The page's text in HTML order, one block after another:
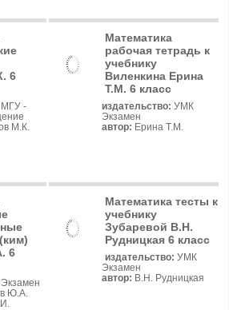
6
МГУ -
М.К.
Математика
рабочая тетрадь к
учебнику
Виленкина Ерина
Т.М. 6 класс
издательство: УМК
Экзамен
автор: Ерина Т.М.
6
Экзамен
Ю.А.
Математика тесты к
учебнику
Зубаревой В.Н.
Рудницкая 6 класс
издательство: УМК
Экзамен
автор: В.Н. Рудницкая